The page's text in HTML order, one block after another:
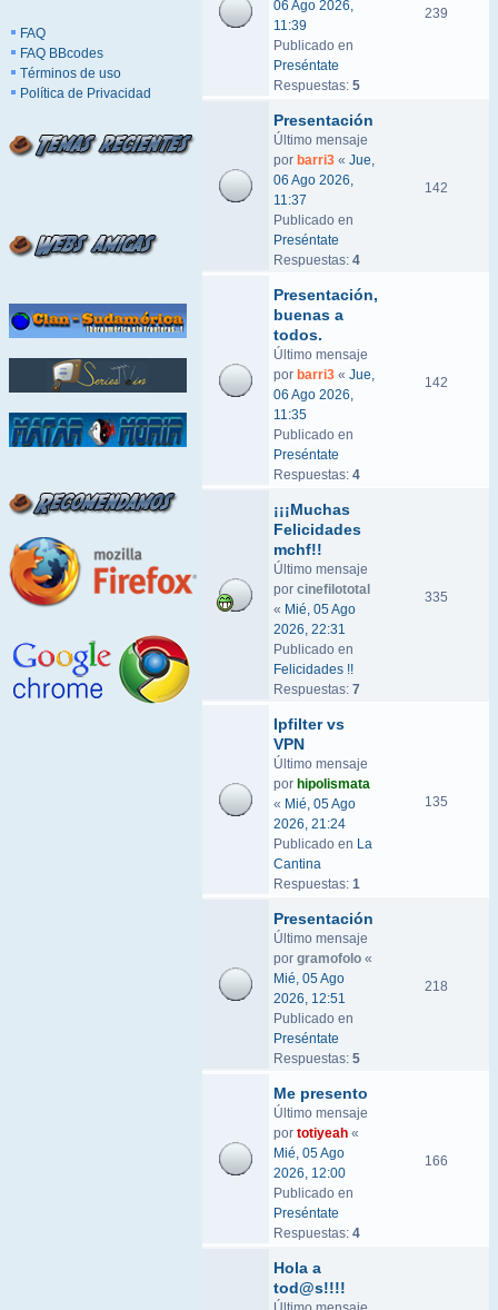
FAQ
FAQ BBcodes
Términos de uso
Política de Privacidad
06 Ago 2026,
11:39
Publicado en
Preséntate
Respuestas: 5
239
Presentación
Último mensaje
por barri3 « Jue,
06 Ago 2026,
11:37
Publicado en
Preséntate
Respuestas: 4
142
Presentación,
buenas a
todos.
Último mensaje
por barri3 « Jue,
06 Ago 2026,
11:35
Publicado en
Preséntate
Respuestas: 4
142
¡¡¡Muchas
Felicidades
mchf!!
Último mensaje
por cinefilototal
« Mié, 05 Ago
2026, 22:31
Publicado en
Felicidades !!
Respuestas: 7
335
Ipfilter vs
VPN
Último mensaje
por hipolismata
« Mié, 05 Ago
2026, 21:24
Publicado en La
Cantina
Respuestas: 1
135
Presentación
Último mensaje
por gramofolo «
Mié, 05 Ago
2026, 12:51
Publicado en
Preséntate
Respuestas: 5
218
Me presento
Último mensaje
por totiyeah «
Mié, 05 Ago
2026, 12:00
Publicado en
Preséntate
Respuestas: 4
166
Hola a
tod@s!!!!